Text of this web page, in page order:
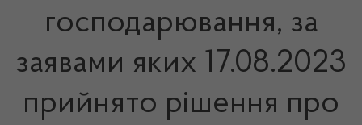
господарювання, за
заявами яких 17.08.2023
прийнято рішення про